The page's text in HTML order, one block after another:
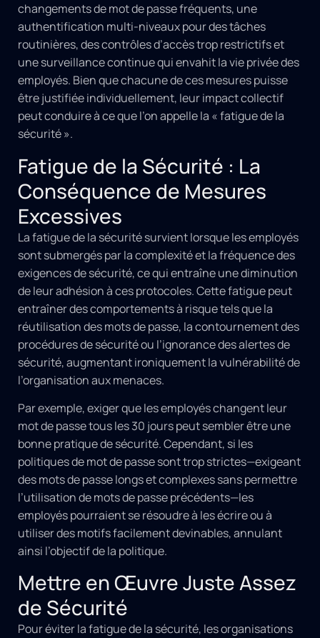
changements de mot de passe fréquents, une
authentification multi-niveaux pour des tâches
routinières, des contrôles d’accès trop restrictifs et
une surveillance continue qui envahit la vie privée des
employés. Bien que chacune de ces mesures puisse
être justifiée individuellement, leur impact collectif
peut conduire à ce que l’on appelle la « fatigue de la
sécurité ».
Fatigue de la Sécurité : La
Conséquence de Mesures
Excessives
La fatigue de la sécurité survient lorsque les employés
sont submergés par la complexité et la fréquence des
exigences de sécurité, ce qui entraîne une diminution
de leur adhésion à ces protocoles. Cette fatigue peut
entraîner des comportements à risque tels que la
réutilisation des mots de passe, la contournement des
procédures de sécurité ou l’ignorance des alertes de
sécurité, augmentant ironiquement la vulnérabilité de
l’organisation aux menaces.
Par exemple, exiger que les employés changent leur
mot de passe tous les 30 jours peut sembler être une
bonne pratique de sécurité. Cependant, si les
politiques de mot de passe sont trop strictes—exigeant
des mots de passe longs et complexes sans permettre
l’utilisation de mots de passe précédents—les
employés pourraient se résoudre à les écrire ou à
utiliser des motifs facilement devinables, annulant
ainsi l’objectif de la politique.
Mettre en Œuvre Juste Assez
de Sécurité
Pour éviter la fatigue de la sécurité, les organisations